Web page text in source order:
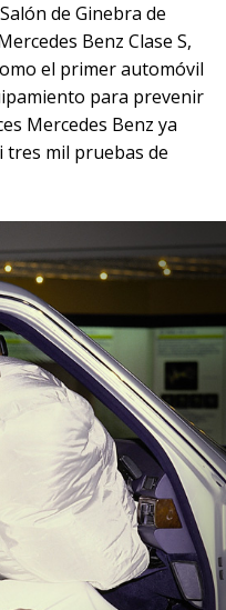
de Ginebra de
Benz Clase S,
el primer automóvil
para prevenir
Mercedes Benz ya
tres mil pruebas de